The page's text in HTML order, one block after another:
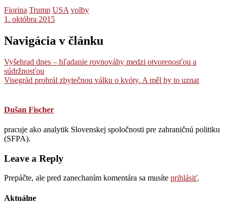
Fiorina Trump USA volby
1. októbra 2015
Navigácia v článku
Vyšehrad dnes – hľadanie rovnováhy medzi otvorenosťou a
súdržnosťou
Visegrád prohrál zbytečnou válku o kvóty. A měl by to uznat
Dušan Fischer
pracuje ako analytik Slovenskej spoločnosti pre zahraničnú politiku
(SFPA).
Leave a Reply
Prepáčte, ale pred zanechaním komentára sa musíte prihlásiť.
Aktuálne